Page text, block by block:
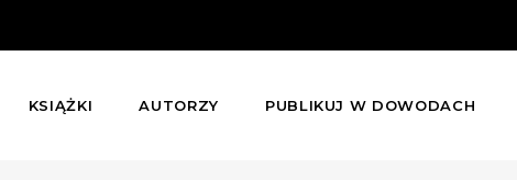
KSIĄŻKI AUTORZY PUBLIKUJ W DOWODACH